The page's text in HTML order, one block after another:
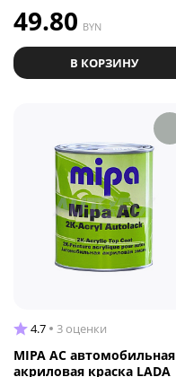
49.80 BYN
В КОРЗИНУ
4.7 3 оценки
MIPA AC автомобильная
акриловая краска LADA